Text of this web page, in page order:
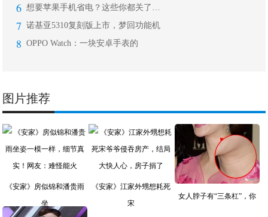
6 想要苹果手机省电？这些你都关了吗？!
7 诺基亚5310复刻版上市，梦回功能机
8 OPPO Watch：一块安卓手表的
图片推荐
《安家》房似锦和潘贵雨
坐
《安家》江家外甥想耗死
宋
女人脖子有“三条杠”，你